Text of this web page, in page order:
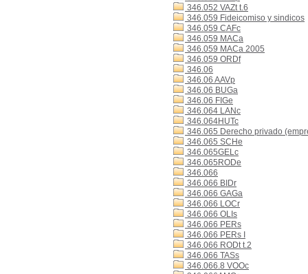
346.052 VAZt t.6
346.059 Fideicomiso y sindicos
346.059 CAFc
346.059 MACa
346.059 MACa 2005
346.059 ORDf
346.06
346.06 AAVp
346.06 BUGa
346.06 FIGe
346.064 LANc
346.064HUTc
346.065 Derecho privado
346.065 SCHe
346.065GELc
346.065RODe
346.066
346.066 BIDr
346.066 GAGa
346.066 LOCr
346.066 OLIs
346.066 PERs
346.066 PERs I
346.066 RODt t.2
346.066 TASs
346.066.8 VOOc